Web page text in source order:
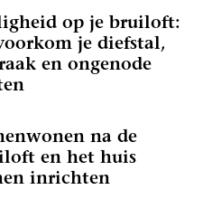
op je bruiloft:
je diefstal,
en ongenode
na de
en het huis
inrichten